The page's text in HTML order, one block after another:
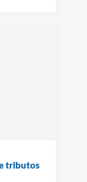
tributos